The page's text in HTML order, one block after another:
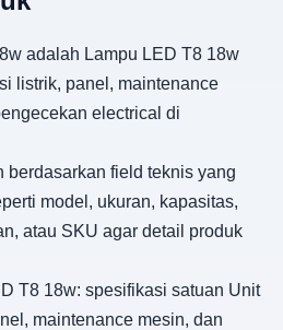
adalah Lampu LED T8 18w
listrik, panel, maintenance
electrical di
berdasarkan field teknis yang
model, ukuran, kapasitas,
atau SKU agar detail produk
T8 18w: spesifikasi satuan Unit
maintenance mesin, dan